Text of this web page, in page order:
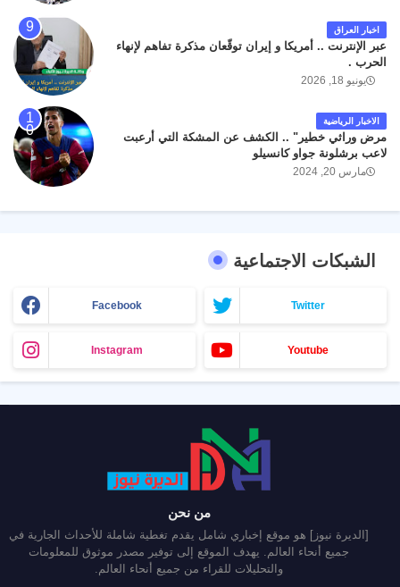
اخبار العراق
عبر الإنترنت .. أمريكا و إيران توقّعان مذكرة تفاهم لإنهاء
الحرب .
يونيو 18, 2026
الاخبار الرياضية
مرض وراثي خطير" .. الكشف عن المشكة التي أرعبت
لاعب برشلونة جواو كانسيلو
مارس 20, 2024
الشبكات الاجتماعية
Facebook Twitter
Instagram Youtube
من نحن
[الديرة نيوز] هو موقع إخباري شامل يقدم تغطية شاملة للأحداث الجارية في
جميع أنحاء العالم. يهدف الموقع إلى توفير مصدر موثوق للمعلومات
والتحليلات للقراء من جميع أنحاء العالم.